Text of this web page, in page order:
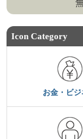
Icon Category
お金・ビジ